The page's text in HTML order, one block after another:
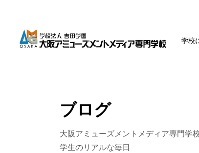
学校
ブログ
大阪アミューズメントメディア専門学
学生のリアルな毎日